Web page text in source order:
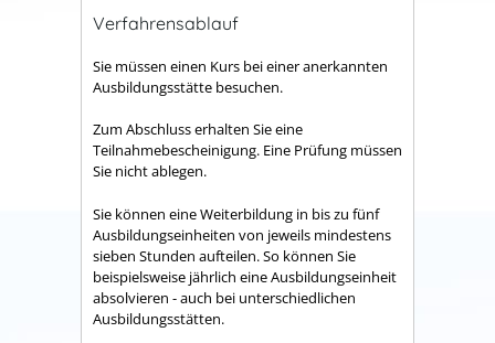
Verfahrensablauf
Sie müssen einen Kurs bei einer anerkannten
Ausbildungsstätte besuchen.
Zum Abschluss erhalten Sie eine
Teilnahmebescheinigung. Eine Prüfung müssen
Sie nicht ablegen.
Sie können eine Weiterbildung in bis zu fünf
Ausbildungseinheiten von jeweils mindestens
sieben Stunden aufteilen. So können Sie
beispielsweise jährlich eine Ausbildungseinheit
absolvieren - auch bei unterschiedlichen
Ausbildungsstätten.